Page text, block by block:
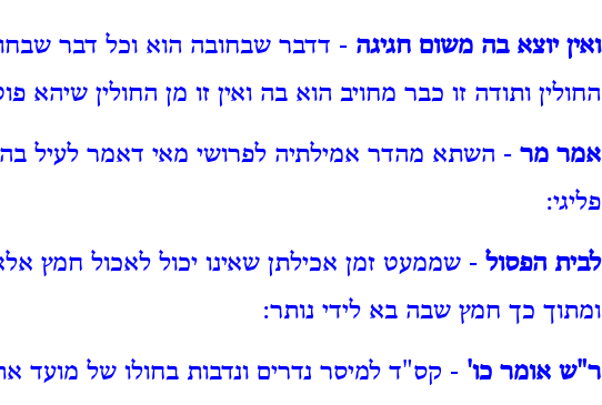
ואין יוצא בה משום חגיגה - דדבר שבחובה הוא וכל דבר
החולין ותודה זו כבר מחויב הוא בה ואין זו מן החולין שיהא
אמר מר - השתא מהדר אמילתיה לפרושי מאי דאמר לעיל
פליגי:
לבית הפסול - שממעט זמן אכילתן שאינו יכול לאכול חמץ
ומתוך כך חמץ שבה בא לידי נותר:
ר"ש אומר כו' - קס"ד למיסר נדרים ונדבות בחולו של מועד